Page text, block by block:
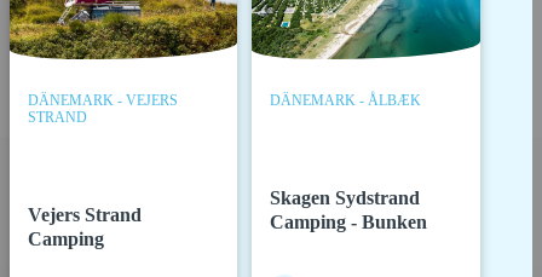
DÄNEMARK - VEJERS
STRAND
Vejers Strand
Camping
DÄNEMARK - ÅLBÆK
Skagen Sydstrand
Camping - Bunken